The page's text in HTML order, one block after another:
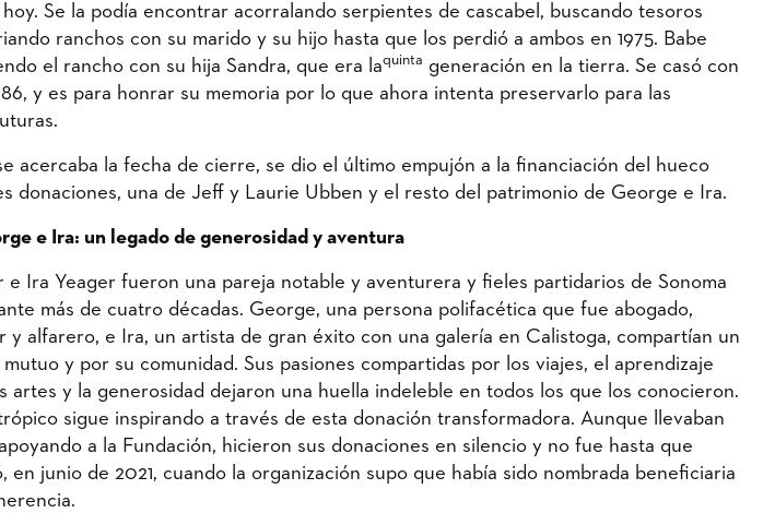
Se la podía encontrar acorralando serpientes de cascabel, buscando tesoros
ranchos con su marido y su hijo hasta que los perdió a ambos en 1975. Babe
el rancho con su hija Sandra, que era laquinta generación en la tierra. Se casó con
y es para honrar su memoria por lo que ahora intenta preservarlo para las
acercaba la fecha de cierre, se dio el último empujón a la financiación del hueco
donaciones, una de Jeff y Laurie Ubben y el resto del patrimonio de George e Ira.
e Ira: un legado de generosidad y aventura
e Ira Yeager fueron una pareja notable y aventurera y fieles partidarios de Sonoma
más de cuatro décadas. George, una persona polifacética que fue abogado,
y alfarero, e Ira, un artista de gran éxito con una galería en Calistoga, compartían un
y por su comunidad. Sus pasiones compartidas por los viajes, el aprendizaje
artes y la generosidad dejaron una huella indeleble en todos los que los conocieron.
sigue inspirando a través de esta donación transformadora. Aunque llevaban
a la Fundación, hicieron sus donaciones en silencio y no fue hasta que
en junio de 2021, cuando la organización supo que había sido nombrada beneficiaria